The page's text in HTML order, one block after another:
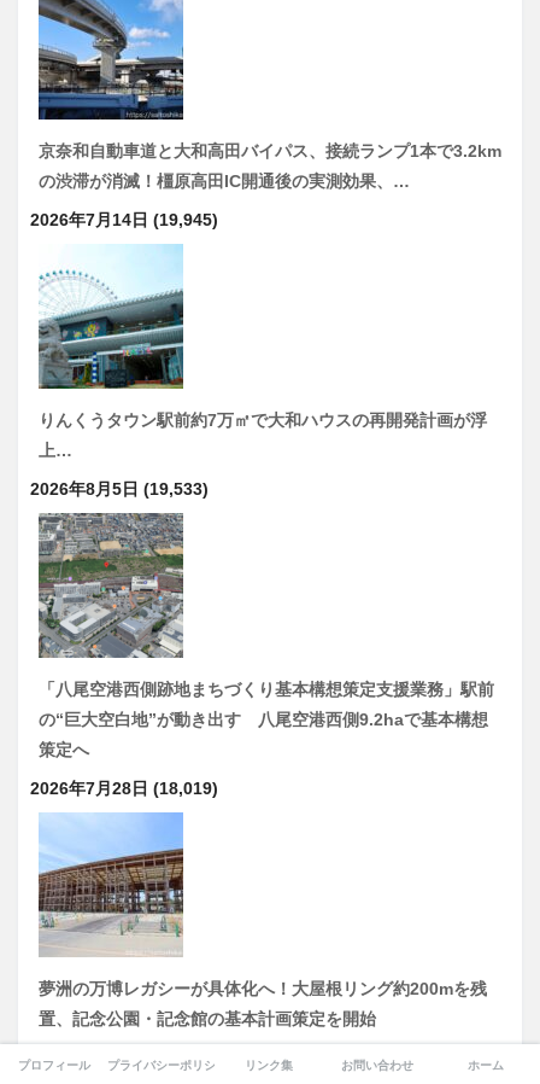
京奈和自動車道と大和高田バイパス、接続ランプ1本で3.2km
の渋滞が消滅！橿原高田IC開通後の実測効果、…
2026年7月14日 (19,945)
りんくうタウン駅前約7万㎡で大和ハウスの再開発計画が浮
上…
2026年8月5日 (19,533)
「八尾空港西側跡地まちづくり基本構想策定支援業務」駅前
の“巨大空白地”が動き出す 八尾空港西側9.2haで基本構想
策定へ
2026年7月28日 (18,019)
夢洲の万博レガシーが具体化へ！大屋根リング約200mを残
置、記念公園・記念館の基本計画策定を開始
2026年7月24日 (17,002)
プロフィール プライバシーポリシー リンク集 お問い合わせ ホーム